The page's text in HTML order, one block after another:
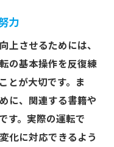
力
上させるためには、
の基本操作を反復練
とが大切です。ま
に、関連する書籍や
す。実際の運転で
化に対応できるよう